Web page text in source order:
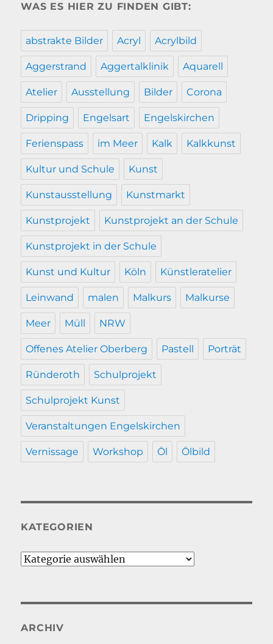
WAS ES HIER ZU FINDEN GIBT:
abstrakte Bilder Acryl Acrylbild
Aggerstrand Aggertalklinik Aquarell
Atelier Ausstellung Bilder Corona
Dripping Engelsart Engelskirchen
Ferienspass im Meer Kalk Kalkkunst
Kultur und Schule Kunst
Kunstausstellung Kunstmarkt
Kunstprojekt Kunstprojekt an der Schule
Kunstprojekt in der Schule
Kunst und Kultur Köln Künstleratelier
Leinwand malen Malkurs Malkurse
Meer Müll NRW
Offenes Atelier Oberberg Pastell Porträt
Ründeroth Schulprojekt
Schulprojekt Kunst
Veranstaltungen Engelskirchen
Vernissage Workshop Öl Ölbild
KATEGORIEN
Kategorien
ARCHIV